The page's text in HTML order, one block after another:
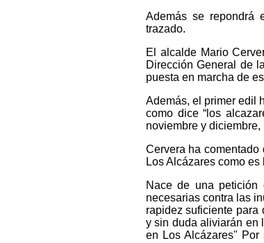
Además se repondrá
trazado.
El alcalde Mario
Dirección General de
puesta en marcha de
Además, el primer edil
como dice “los
noviembre y diciembre,
Cervera ha comentado
Los Alcázares como
Nace de una
necesarias contra las
rapidez suficiente
y sin duda aliviarán en
en Los Alcázares"